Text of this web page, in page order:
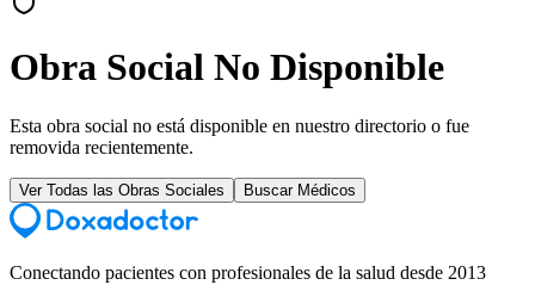
Obra Social No Disponible
Esta obra social no está disponible en nuestro directorio o fue
removida recientemente.
Ver Todas las Obras Sociales Buscar Médicos
Conectando pacientes con profesionales de la salud desde 2013